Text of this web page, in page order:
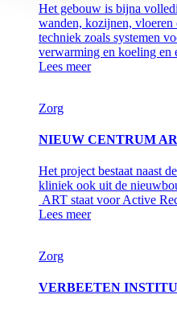
Het gebouw is bijna
wanden, kozijnen, vloeren
techniek zoals systemen
verwarming en koeling en
Lees meer
Zorg
NIEUW CENTRUM
Het project bestaat naast
kliniek ook uit de
ART staat voor Active
Lees meer
Zorg
VERBEETEN